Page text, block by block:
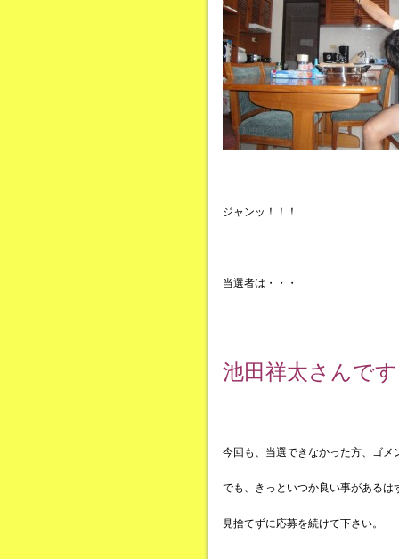
ジャンッ！！！
当選者は・・・
池田祥太さんで
今回も、当選できなかった方、ゴメ
でも、きっといつか良い事があるは
見捨てずに応募を続けて下さい。